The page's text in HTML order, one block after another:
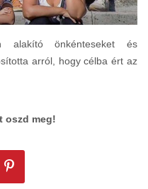
alakító önkénteseket és
arról, hogy célba ért az
oszd meg!